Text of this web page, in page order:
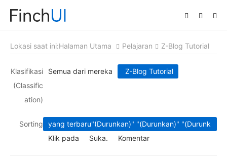
Lokasi saat ini:Halaman Utama Pelajaran Z-Blog Tutorial
Klasifikasi
(Classific
ation)
Semua dari mereka Z-Blog Tutorial
Sorting yang terbaru"(Durunkan)" "(Durunkan)" "(Durunk
an)"
Klik pada Suka. Komentar